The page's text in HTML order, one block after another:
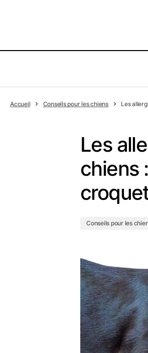
Accueil Conseils pour les chiens Les
Les
chiens
Conseils pour les